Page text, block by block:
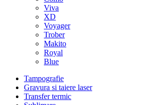
Viva
XD
Voyager
Trober
Makito
Royal
Blue
Tampografie
Gravura si taiere laser
Transfer termic